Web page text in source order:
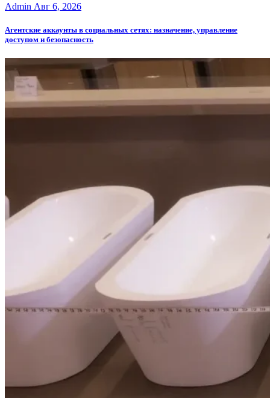
Admin Авг 6, 2026
Агентские аккаунты в социальных сетях: назначение, управление
доступом и безопасность